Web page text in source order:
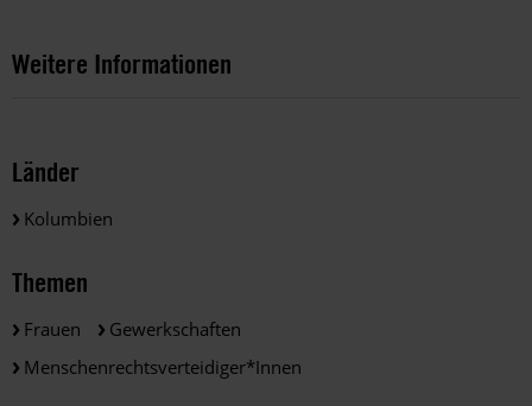
Weitere Informationen
Länder
Kolumbien
Themen
Frauen
Gewerkschaften
Menschenrechtsverteidiger*innen